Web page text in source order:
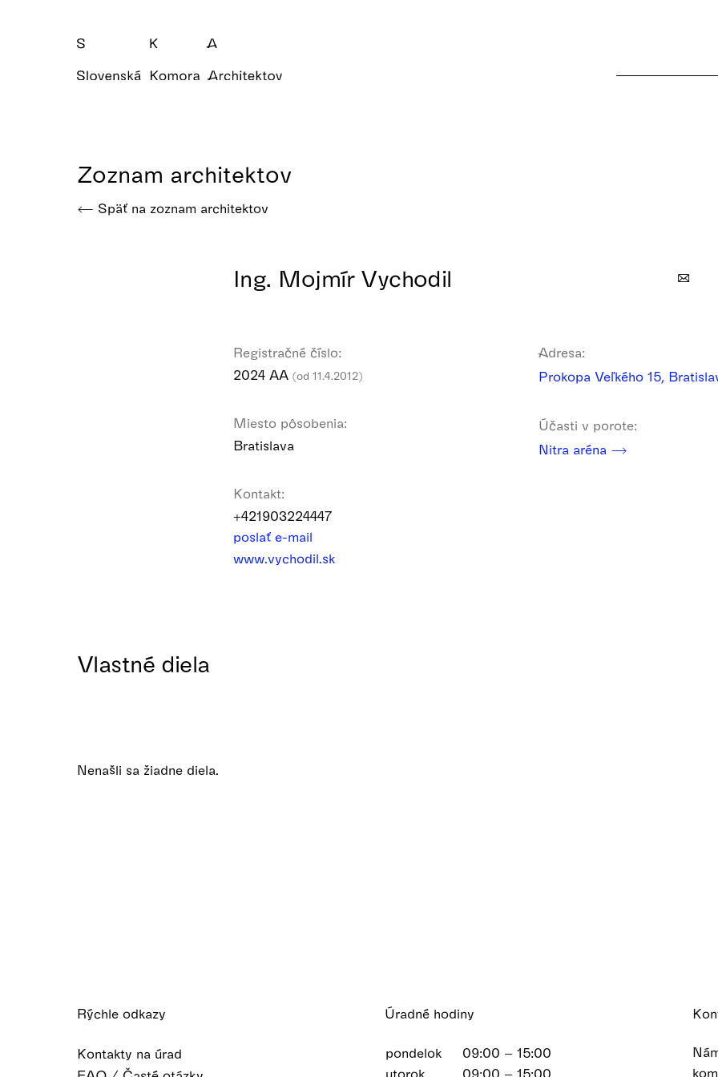
Zoznam architektov
Späť na zoznam architektov
Ing. Mojmír Vychodil
Registračné číslo:
2024 AA (od 11.4.2012)
Miesto pôsobenia:
Bratislava
Kontakt:
+421903224447
poslať e-mail
www.vychodil.sk
Adresa:
Prokopa Veľkého 15,
Účasti v porote:
Nitra aréna
Vlastné diela
Nenašli sa žiadne diela.
Rýchle odkazy
Kontakty na úrad
Úradné hodiny
pondelok
09:00 – 15:00
utorok
09:00 – 15:00